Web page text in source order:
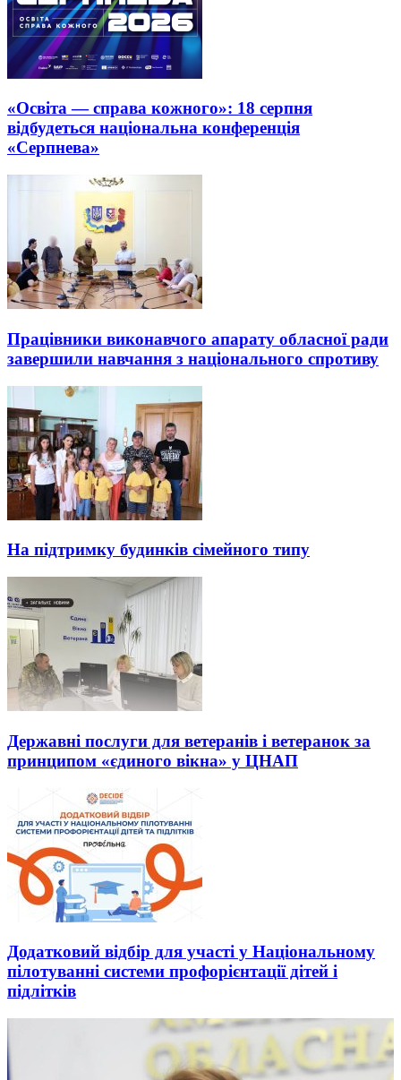
«Освіта — справа кожного»: 18 серпня
відбудеться національна конференція
«Серпнева»
Працівники виконавчого апарату обласної ради
завершили навчання з національного спротиву
На підтримку будинків сімейного типу
Державні послуги для ветеранів і ветеранок за
принципом «єдиного вікна» у ЦНАП
Додатковий відбір для участі у Національному
пілотуванні системи профорієнтації дітей і
підлітків